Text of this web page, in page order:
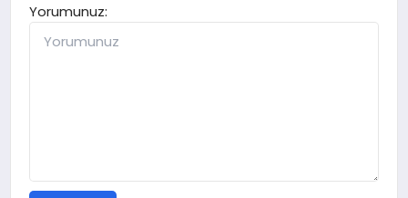
Yorumunuz: